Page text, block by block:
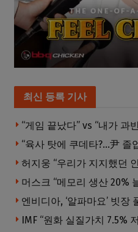
최신 등록 기사
“육사 탓에 쿠데타?…尹 졸
허지웅 “우리가 지지했던
IMF “원화 실질가치 7.5%